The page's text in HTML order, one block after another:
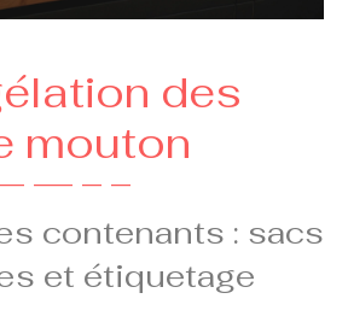
des
mouton
contenants : sacs
et étiquetage